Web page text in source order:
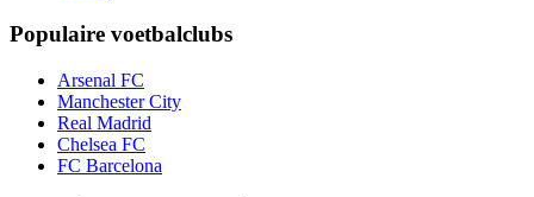
Populaire voetbalclubs
Arsenal FC
Manchester City
Real Madrid
Chelsea FC
FC Barcelona